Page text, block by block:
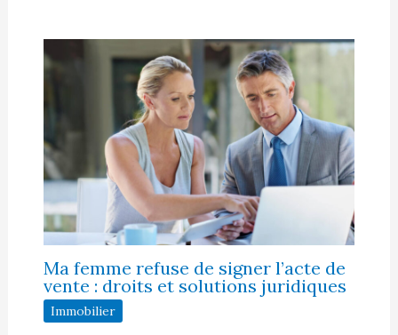
Ma femme refuse de signer l’acte de
vente : droits et solutions juridiques
Immobilier